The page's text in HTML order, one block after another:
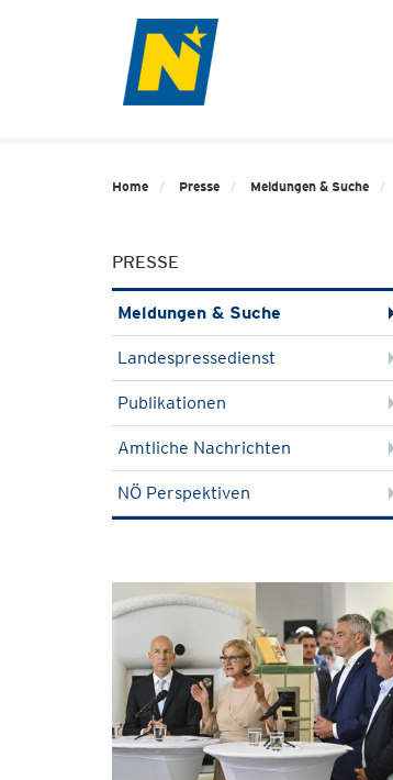
Home Presse Meldungen & Suche
PRESSE
Meldungen & Suche
Landespressedienst
Publikationen
Amtliche Nachrichten
NÖ Perspektiven